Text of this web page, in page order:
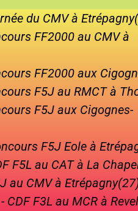
du CMV à
FF2000 au CMV à
FF2000 aux
F5J au RMCT à
F5J aux Cigognes-
F5J Eole à
F5L au CAT à La
au CMV à
F3L au MCR à